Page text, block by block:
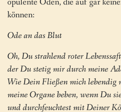
können:
Ode an das Blut
Oh, Du strahlend roter
der Du stetig mir durch meine
Wie Dein Fließen mich lebendig
meine Organe beben, wenn Du
und durchfeuchtest mit Deiner